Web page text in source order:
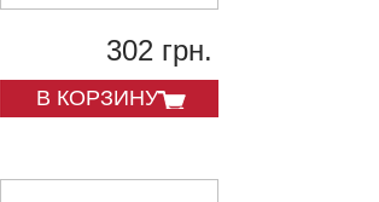
302 грн.
В КОРЗИНУ